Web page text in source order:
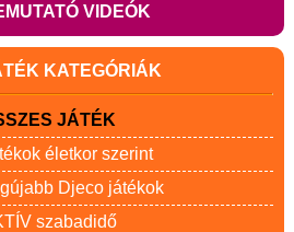
VIDEÓK
KATEGÓRIÁK
JÁTÉK
életkor szerint
Djeco játékok
szabadidő